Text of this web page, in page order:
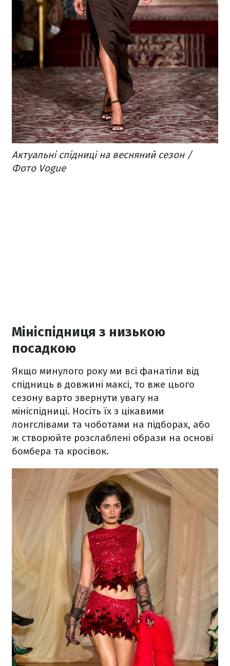
Актуальні спідниці на весняний сезон /
Фото Vogue
Мініспідниця з низькою
посадкою
Якщо минулого року ми всі фанатіли від
спідниць в довжині максі, то вже цього
сезону варто звернути увагу на
мініспідниці. Носіть їх з цікавими
лонгслівами та чоботами на підборах, або
ж створюйте розслаблені образи на основі
бомбера та кросівок.